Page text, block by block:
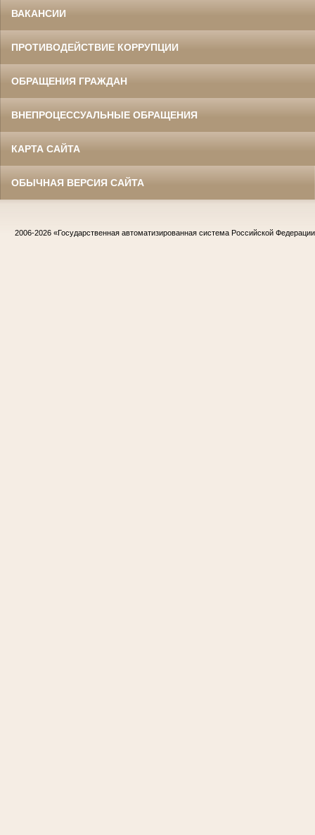
ВАКАНСИИ
ПРОТИВОДЕЙСТВИЕ КОРРУПЦИИ
ОБРАЩЕНИЯ ГРАЖДАН
ВНЕПРОЦЕССУАЛЬНЫЕ ОБРАЩЕНИЯ
КАРТА САЙТА
ОБЫЧНАЯ ВЕРСИЯ САЙТА
2006-2026 «Государственная автоматизированная система Российской